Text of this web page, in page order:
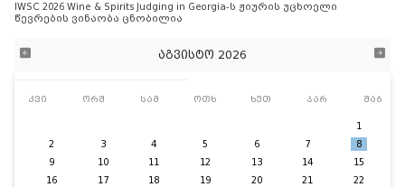
IWSC 2026 Wine & Spirits Judging in Georgia-ს ჟიურის უცხოელი
წევრების ვინაობა ცნობილია
აგვისტო 2026
კვი ორშ სამ ოთხ ხუთ პარ შაბ
1
2
3 4 5 6 7
8
9
10 11 12 13 14
15
16
17 18 19 20 21
22